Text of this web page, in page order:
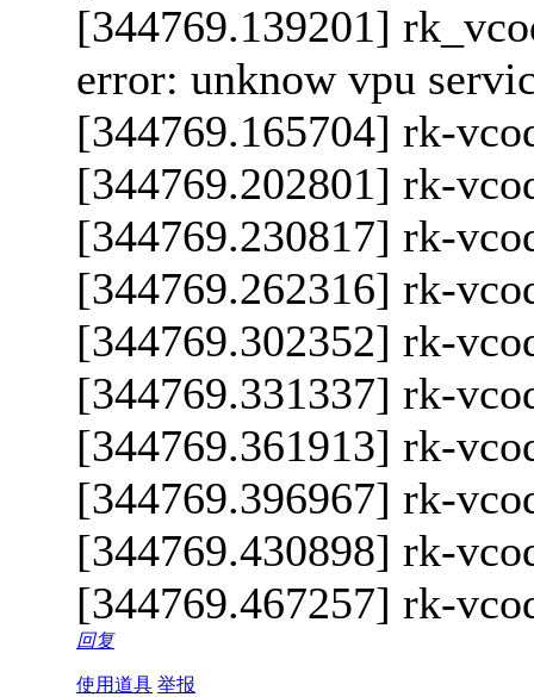
[344769.139201]
error: unknow vpu
[344769.165704] rk-
[344769.202801] rk-
[344769.230817] rk-
[344769.262316] rk-
[344769.302352] rk-
[344769.331337] rk-
[344769.361913] rk-
[344769.396967] rk-
[344769.430898] rk-
[344769.467257] rk-
回复
使用道具 举报